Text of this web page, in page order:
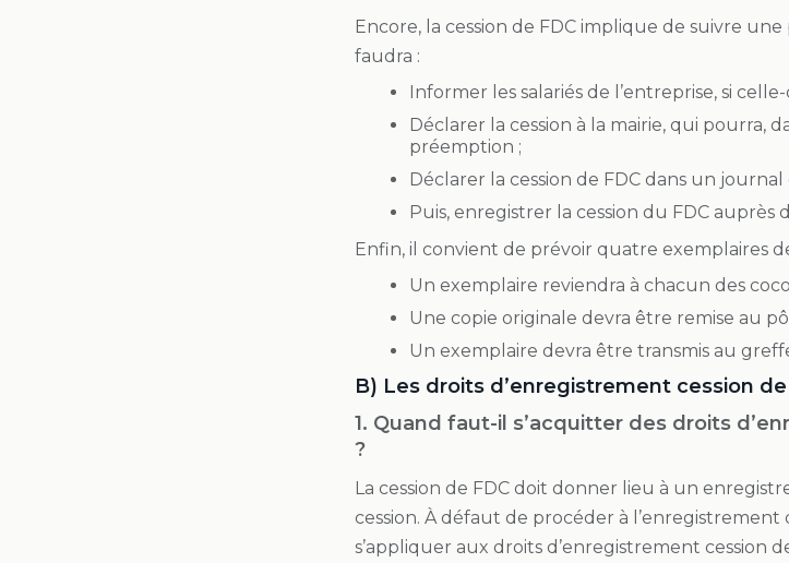
Encore, la cession de FDC implique de suivre
faudra :
Informer les salariés de l’entreprise, si
Déclarer la cession à la mairie, qui pourra,
préemption ;
Déclarer la cession de FDC dans un journal
Puis, enregistrer la cession du FDC auprès
Enfin, il convient de prévoir quatre exemplaires
Un exemplaire reviendra à chacun des
Une copie originale devra être remise au
Un exemplaire devra être transmis au
B) Les droits d’enregistrement cession
1. Quand faut-il s’acquitter des droits
?
La cession de FDC doit donner lieu à un
cession. À défaut de procéder à
s’appliquer aux droits d’enregistrement cession